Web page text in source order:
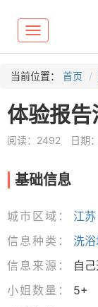
Toggle
navigation
当前位置： 首页
体验报告
阅读：2492 日期
基础信息
城市区域： 江苏
信息种类：
洗
信息来源：
自
小姐数量：
5+